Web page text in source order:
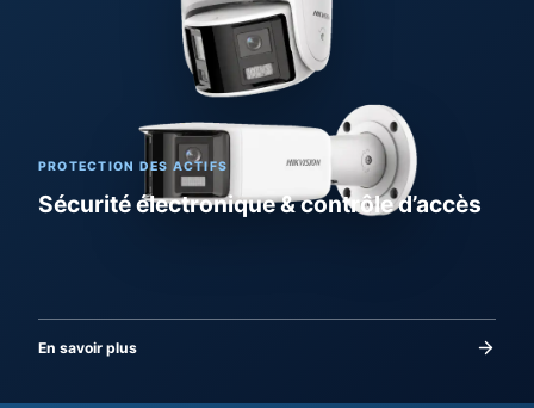
PROTECTION DES ACTIFS
Sécurité électronique & contrôle d’accès
En savoir plus